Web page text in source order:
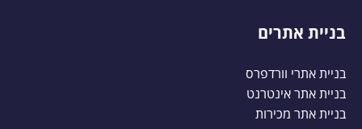
בניית אתרים
בניית אתרי וורדפרס
בניית אתר אינטרנט
בניית אתר מכירות